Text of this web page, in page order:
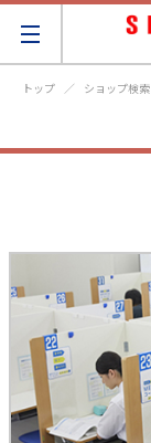
トップ ショップ検索